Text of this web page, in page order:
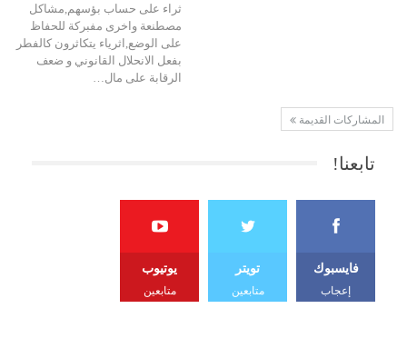
ثراء على حساب بؤسهم,مشاكل
مصطنعة واخرى مفبركة للحفاظ
على الوضع,اثرياء يتكاثرون كالفطر
بفعل الانحلال القانوني و ضعف
الرقابة على مال…
المشاركات القديمة
تابعنا!
فايسبوك
إعجاب
تويتر
متابعين
يوتيوب
متابعين